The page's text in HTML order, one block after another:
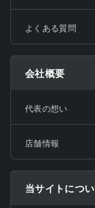
よくある質問
会社概要
代表の想い
店舗情報
当サイトにつ